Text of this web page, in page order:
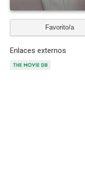
Favorito/a
Enlaces externos